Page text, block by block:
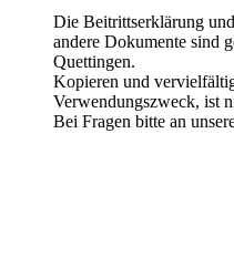
Die Beitrittserklärung
andere Dokumente sind
Quettingen.
Kopieren und
Verwendungszweck, ist
Bei Fragen bitte an